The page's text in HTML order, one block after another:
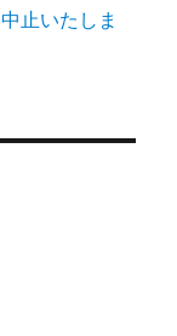
止いたしま